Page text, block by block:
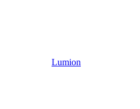
Lumion